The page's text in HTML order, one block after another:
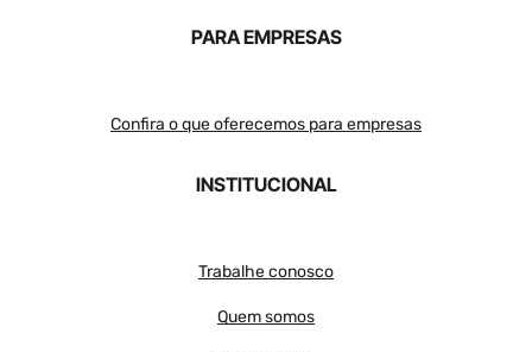
PARA EMPRESAS
Confira o que oferecemos para empresas
INSTITUCIONAL
Trabalhe conosco
Quem somos